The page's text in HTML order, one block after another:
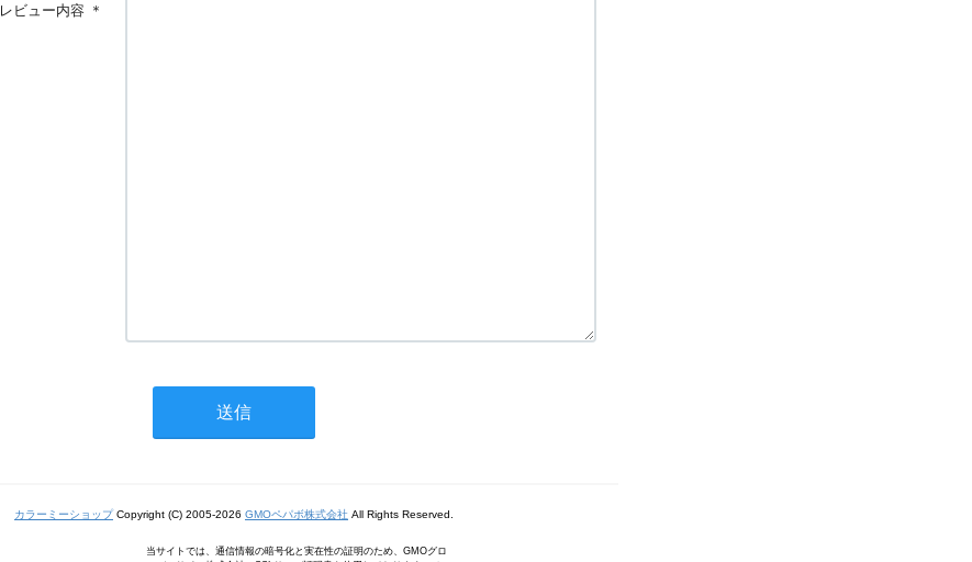
レビュー内容 ＊
カラーミーショップCopyright (C) 2005-2026 GMOペパボ株式会社 All Rights Reserved.
当サイトでは、通信情報の暗号化と実在性の証明のため、GMOグロ